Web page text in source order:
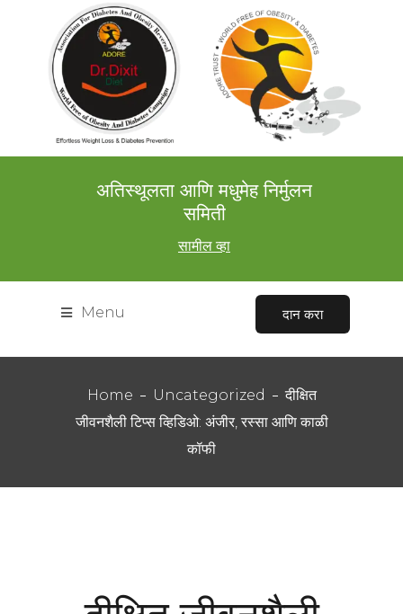
अतिस्थूलता आणि मधुमेह निर्मुलन
समिती
सामील व्हा
Menu दान करा
Home Uncategorized
दीक्षित
जीवनशैली टिप्स व्हिडिओ: अंजीर, रस्सा आणि काळी
कॉफी